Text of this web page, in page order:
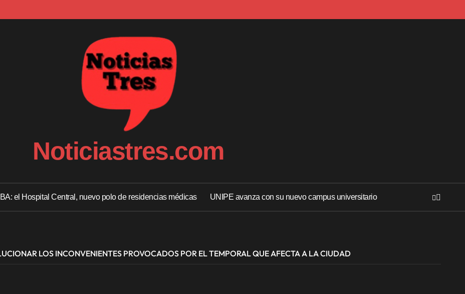
Noticiastres.com
el Hospital Central, nuevo polo de residencias médicas UNIPE avanza con su nuevo campus universitario
LOS INCONVENIENTES PROVOCADOS POR EL TEMPORAL QUE AFECTA A LA CIUDAD